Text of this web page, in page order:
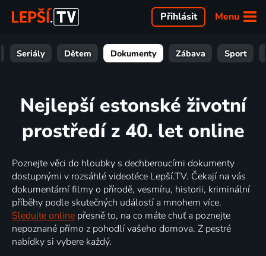
Menu
Přihlásit
Seriály Dětem Dokumenty Zábava Sport
Nejlepší estonské životní
prostředí z 40. let online
Poznejte věci do hloubky s dechberoucími dokumenty
dostupnými v rozsáhlé videotéce Lepší.TV. Čekají na vás
dokumentární filmy o přírodě, vesmíru, historii, kriminální
příběhy podle skutečných událostí a mnohem více.
Sledujte online přesně to, na co máte chuť a poznejte
nepoznané přímo z pohodlí vašeho domova. Z pestré
nabídky si vybere každý.